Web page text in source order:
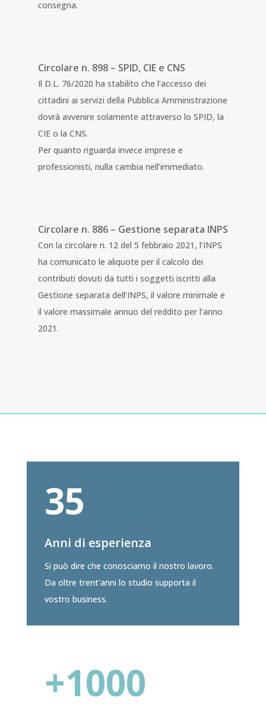
consegna.
Circolare n. 898 – SPID, CIE e CNS
Il D.L. 76/2020 ha stabilito che l’accesso dei
cittadini ai servizi della Pubblica Amministrazione
dovrà avvenire solamente attraverso lo SPID, la
CIE o la CNS.
Per quanto riguarda invece imprese e
professionisti, nulla cambia nell’immediato.
Circolare n. 886 – Gestione separata INPS
Con la circolare n. 12 del 5 febbraio 2021, l’INPS
ha comunicato le aliquote per il calcolo dei
contributi dovuti da tutti i soggetti iscritti alla
Gestione separata dell’INPS, il valore minimale e
il valore massimale annuo del reddito per l’anno
2021.
35
Anni di esperienza
Si può dire che conosciamo il nostro lavoro.
Da oltre trent’anni lo studio supporta il
vostro business.
+1000